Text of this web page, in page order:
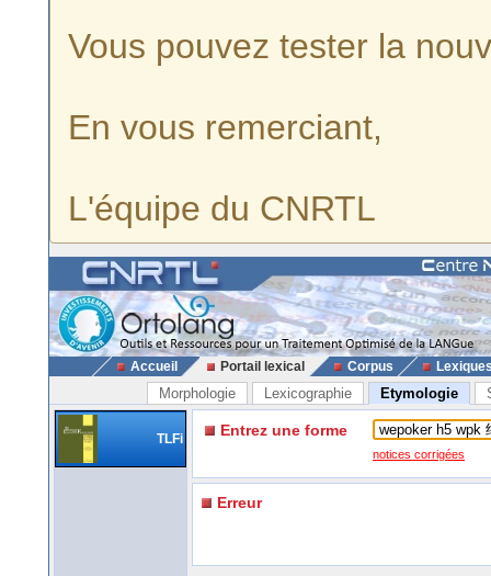
Vous pouvez tester la
En vous remerciant,
L'équipe du CNRTL
Accueil Portail lexical Corpus
Morphologie Lexicographie Etymologie
TLFi Entrez une forme
notices corrigées
Erreur